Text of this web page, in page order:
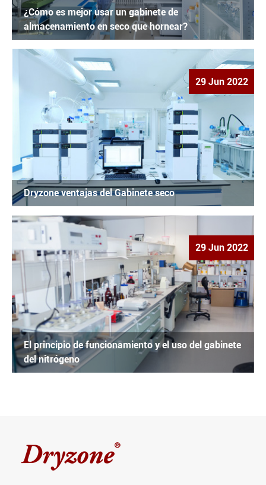
¿Cómo es mejor usar un gabinete de
almacenamiento en seco que hornear?
29 Jun 2022
Dryzone ventajas del Gabinete seco
29 Jun 2022
El principio de funcionamiento y el uso del gabinete
del nitrógeno